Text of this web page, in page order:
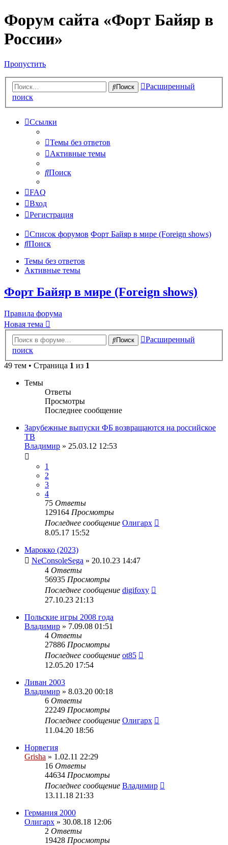
Форум сайта «Форт Байяр в
России»
Пропустить
Поиск
Расширенный
поиск
Ссылки
Темы без ответов
Активные темы
Поиск
FAQ
Вход
Регистрация
Список форумов Форт Байяр в мире (Foreign shows)
Поиск
Темы без ответов
Активные темы
Форт Байяр в мире (Foreign shows)
Правила форума
Новая тема
Поиск
Расширенный
поиск
49 тем • Страница 1 из 1
Темы
Ответы
Просмотры
Последнее сообщение
Зарубежные выпуски ФБ возвращаются на российское
ТВ
Владимир » 25.03.12 12:53
1
2
3
4
75 Ответы
129164 Просмотры
Последнее сообщение Олигарх
8.05.17 15:52
Марокко (2023)
NeConsoleSega » 20.10.23 14:47
4 Ответы
56935 Просмотры
Последнее сообщение digifoxy
27.10.23 21:13
Польские игры 2008 года
Владимир » 7.09.08 01:51
4 Ответы
27886 Просмотры
Последнее сообщение ot85
12.05.20 17:54
Ливан 2003
Владимир » 8.03.20 00:18
6 Ответы
22249 Просмотры
Последнее сообщение Олигарх
11.04.20 18:56
Норвегия
Grisha » 1.02.11 22:29
16 Ответы
44634 Просмотры
Последнее сообщение Владимир
13.11.18 21:33
Германия 2000
Олигарх » 30.08.18 12:06
2 Ответы
19428 Просмотры